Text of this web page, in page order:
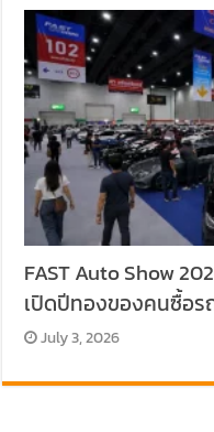
FAST Auto Show
เปิดปีทองของคนซื้อร
July 3, 2026